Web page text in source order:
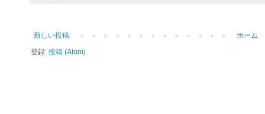
新しい投稿
ホーム
登録: 投稿 (Atom)